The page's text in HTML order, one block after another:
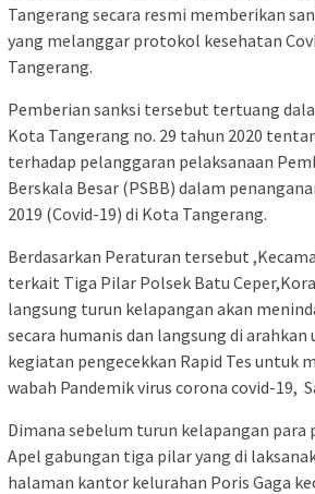
Tangerang secara resmi memberikan
yang melanggar protokol kesehatan
Tangerang.
Pemberian sanksi tersebut tertuang
Kota Tangerang no. 29 tahun 2020
terhadap pelanggaran pelaksanaan
Berskala Besar (PSBB) dalam
2019 (Covid-19) di Kota Tangerang.
Berdasarkan Peraturan tersebut
terkait Tiga Pilar Polsek Batu
langsung turun kelapangan akan
secara humanis dan langsung di
kegiatan pengecekkan Rapid Tes untuk
wabah Pandemik virus corona covid-19,
Dimana sebelum turun kelapangan para
Apel gabungan tiga pilar yang di
halaman kantor kelurahan Poris Gaga